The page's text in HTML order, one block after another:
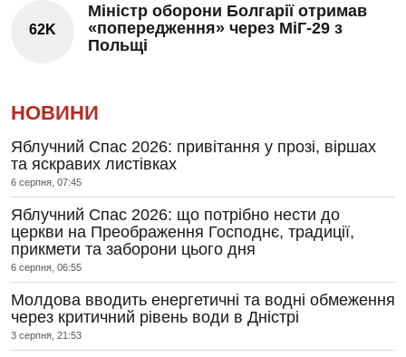
62K
Міністр оборони Болгарії отримав
«попередження» через МіГ-29 з
Польщі
НОВИНИ
Яблучний Спас 2026: привітання у прозі, віршах
та яскравих листівках
6 серпня, 07:45
Яблучний Спас 2026: що потрібно нести до
церкви на Преображення Господнє, традиції,
прикмети та заборони цього дня
6 серпня, 06:55
Молдова вводить енергетичні та водні обмеження
через критичний рівень води в Дністрі
3 серпня, 21:53